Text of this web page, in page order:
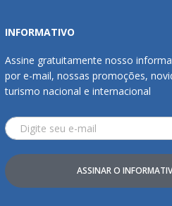
INFORMATIVO
Assine gratuitamente nosso
por e-mail, nossas promoções,
turismo nacional e internacional
ASSINAR O